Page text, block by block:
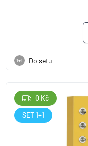
1+1 Do setu
0 Kč
SET 1+1